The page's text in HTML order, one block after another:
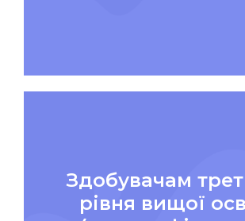
Здобувачам
рівня вищої